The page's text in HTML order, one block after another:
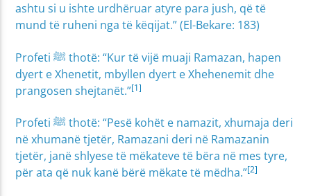
ashtu si u ishte urdhëruar atyre para jush, që të
mund të ruheni nga të këqijat.” (El-Bekare: 183)
Profeti ﷺ thotë: “Kur të vijë muaji Ramazan, hapen
dyert e Xhenetit, mbyllen dyert e Xhehenemit dhe
prangosen shejtanët.”[1]
Profeti ﷺ thotë: “Pesë kohët e namazit, xhumaja deri
në xhumanë tjetër, Ramazani deri në Ramazanin
tjetër, janë shlyese të mëkateve të bëra në mes tyre,
për ata që nuk kanë bërë mëkate të mëdha.”[2]